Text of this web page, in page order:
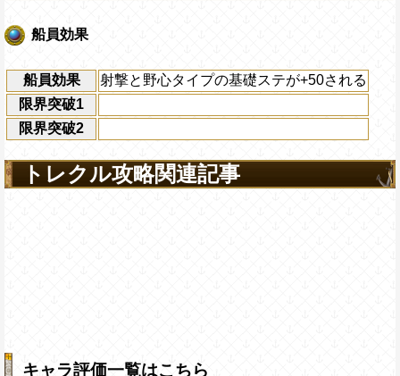
船員効果
船員効果
射撃と野心タイプの基礎ステが+50される
限界突破1
限界突破2
トレクル攻略関連記事
キャラ評価一覧はこちら